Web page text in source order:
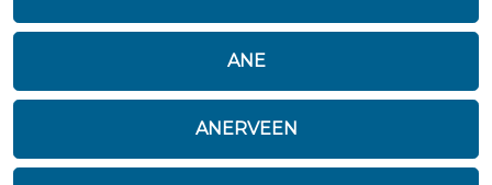
ANE
ANERVEEN